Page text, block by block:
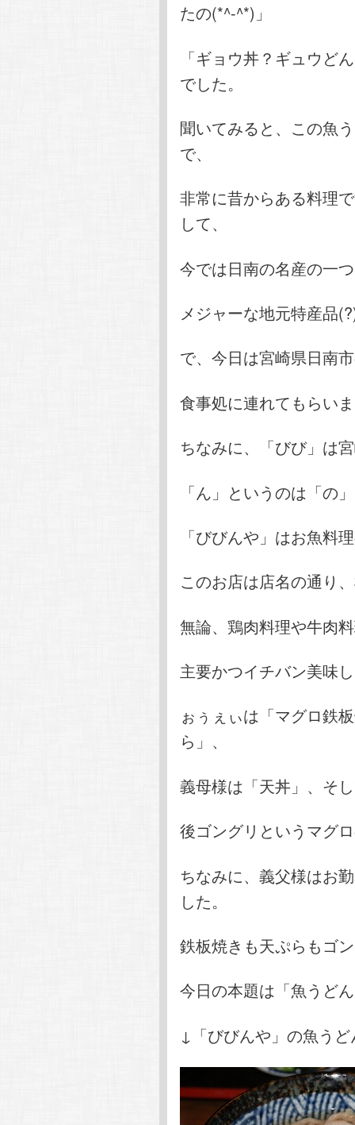
たの(*^-^*)」
「ギョウ丼？ギュウど
でした。
聞いてみると、この魚
で、
非常に昔からある料理
して、
今では日南の名産の一
メジャーな地元特産品
で、今日は宮崎県日南
食事処に連れてもらい
ちなみに、「びび」は
「ん」というのは「の
「びびんや」はお魚料
このお店は店名の通り
無論、鶏肉料理や牛肉
主要かつイチバン美味
ぉぅぇぃは「マグロ鉄
ら」、
義母様は「天丼」、そ
後ゴングリというマグ
ちなみに、義父様はお
した。
鉄板焼きも天ぷらもゴ
今日の本題は「魚うど
↓「びびんや」の魚うど